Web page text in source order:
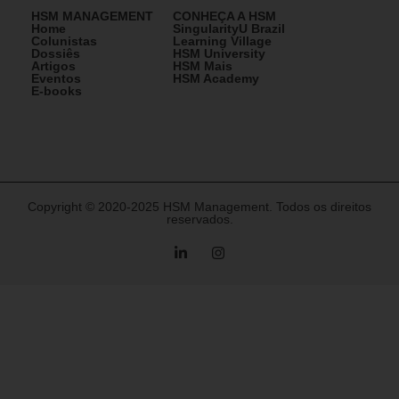
HSM MANAGEMENT
Home
Colunistas
Dossiês
Artigos
Eventos
E-books
CONHEÇA A HSM
SingularityU Brazil
Learning Village
HSM University
HSM Mais
HSM Academy
Copyright © 2020-2025 HSM Management. Todos os direitos
reservados.